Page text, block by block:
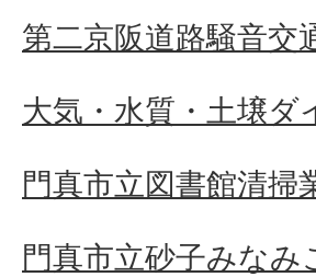
第二京阪道路騒音交
大気・水質・土壌ダ
門真市立図書館清掃
門真市立砂子みな